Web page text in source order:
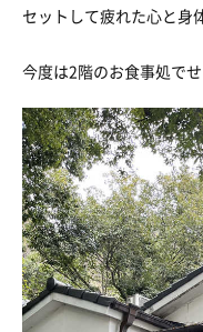
セットして疲れた心と身
今度は2階のお食事処でせ